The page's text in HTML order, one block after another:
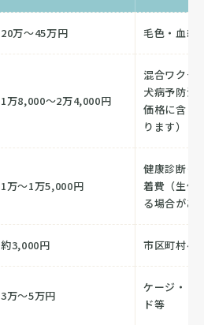
20万〜45万円 毛色・血統
1万8,000〜2万4,000円
混合ワクチ
犬病予防注
価格に含ま
ります）
1万〜1万5,000円
健康診断＋
着費（生体
る場合があ
約3,000円 市区町村へ
3万〜5万円
ケージ・ト
ド等